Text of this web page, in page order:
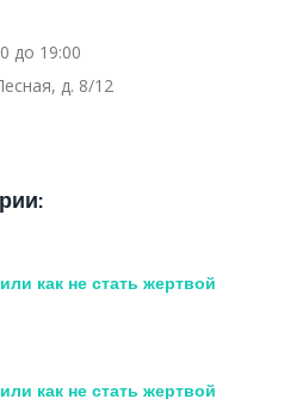
до 19:00
д. 8/12
как не стать жертвой
как не стать жертвой